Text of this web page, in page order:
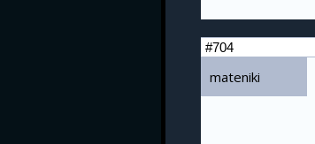
#704
mateniki